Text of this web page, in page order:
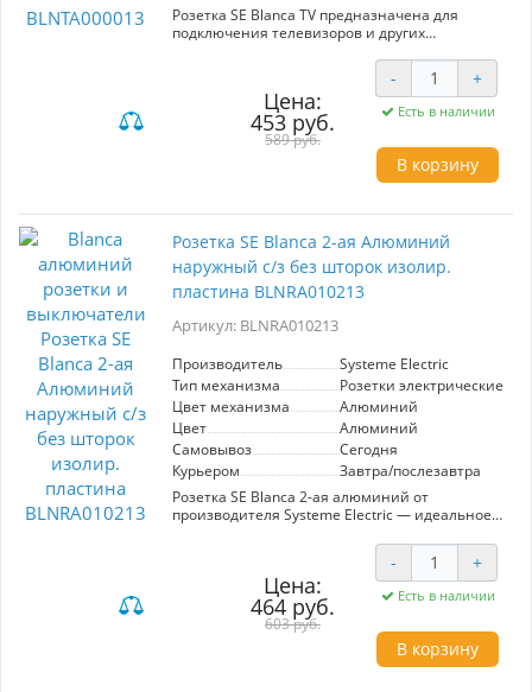
Розетка SE Blanca TV предназначена для
подключения телевизоров и других
BLNTA000013. Изготавливается из алюминия,
что обеспечивает прочность и современный
внешний вид. Внешний монтаж с
изолирующей пластиной гарантирует
безопасность и надежность. Идеально
подходит для создания стильного интерьера.
Производитель: Systeme Electric.
Цена:
453 руб.
589 руб.
- +
Есть в наличии
В корзину
Розетка SE Blanca 2-ая Алюминий
наружный с/з без шторок изолир.
пластина BLNRA010213
Артикул: BLNRA010213
Производитель
Systeme Electric
Тип механизма
Розетки электрические
Цвет механизма
Алюминий
Цвет
Алюминий
Самовывоз
Сегодня
Курьером
Завтра/послезавтра
Розетка SE Blanca 2-ая алюминий от
производителя Systeme Electric — идеальное
электрооборудования. Благодаря наличию
двух гнезд, данная розетка позволяет
одновременно подключать несколько
устройств, что особенно удобно в условиях
ограниченного пространства, например, в
офисах или домашних кабинетах.
Цена:
464 руб.
603 руб.
- +
Есть в наличии
В корзину